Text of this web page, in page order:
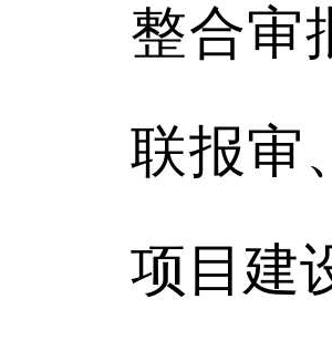
整合审
联报审
项目建